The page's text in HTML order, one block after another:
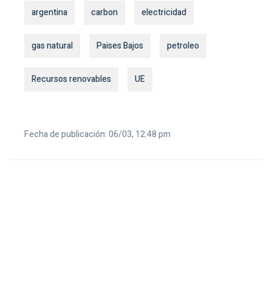
argentina carbon electricidad
gas natural Paises Bajos petroleo
Recursos renovables UE
Fecha de publicación: 06/03, 12:48 pm